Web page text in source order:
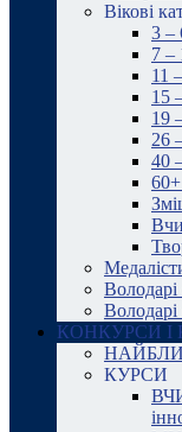
Вікові
3 –
7 –
11
15
19
26
40
60+
Володарі
Володарі
КОНКУРСИ І
КУРСИ